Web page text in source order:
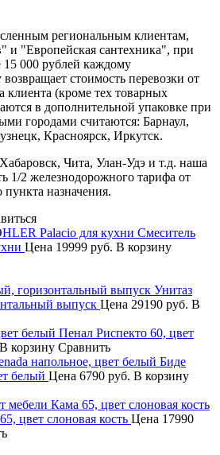
региональным клиентам,
и "Европейская сантехника", при
000 рублей каждому
стоимость перевозки от
клиента (кроме тех товарных
в дополнительной упаковке при
городами считаются: Барнаул,
Красноярск, Иркутск.
Чита, Улан-Удэ и т.д. наша
1/2 железнодорожного тарифа от
назначения.
Смеситель
Цена 19999 руб. В корзину
Унитаз
выпуск Цена 29190 руб. В
Пенал Риспекто 60, цвет
В корзину Сравнить
Биде
белый Цена 6790 руб. В корзину
цвет слоновая кость Цена 17990